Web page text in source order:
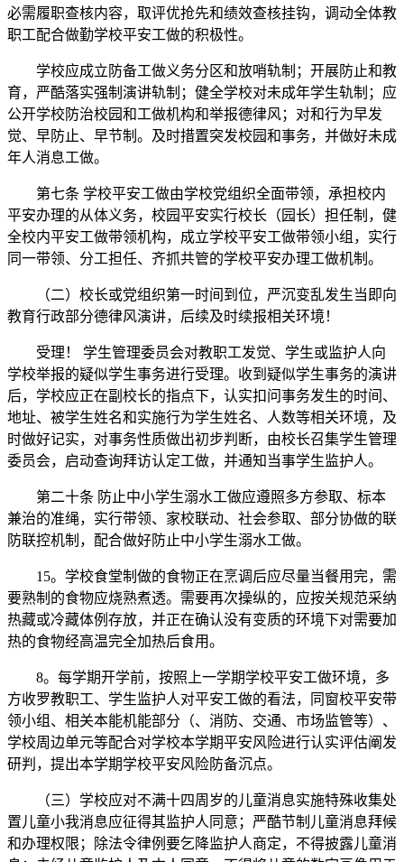
必需履职查核内容，取评优抢先和绩效查核挂钩，调动全体教
职工配合做勤学校平安工做的积极性。
学校应成立防备工做义务分区和放哨轨制；开展防止和教
育，严酷落实强制演讲轨制；健全学校对未成年学生轨制；应
公开学校防治校园和工做机构和举报德律风；对和行为早发
觉、早防止、早节制。及时措置突发校园和事务，并做好未成
年人消息工做。
第七条 学校平安工做由学校党组织全面带领，承担校内
平安办理的从体义务，校园平安实行校长（园长）担任制，健
全校内平安工做带领机构，成立学校平安工做带领小组，实行
同一带领、分工担任、齐抓共管的学校平安办理工做机制。
（二）校长或党组织第一时间到位，严沉变乱发生当即向
教育行政部分德律风演讲，后续及时续报相关环境！
受理！ 学生管理委员会对教职工发觉、学生或监护人向
学校举报的疑似学生事务进行受理。收到疑似学生事务的演讲
后，学校应正在副校长的指点下，认实扣问事务发生的时间、
地址、被学生姓名和实施行为学生姓名、人数等相关环境，及
时做好记实，对事务性质做出初步判断，由校长召集学生管理
委员会，启动查询拜访认定工做，并通知当事学生监护人。
第二十条 防止中小学生溺水工做应遵照多方参取、标本
兼治的准绳，实行带领、家校联动、社会参取、部分协做的联
防联控机制，配合做好防止中小学生溺水工做。
15。学校食堂制做的食物正在烹调后应尽量当餐用完，需
要熟制的食物应烧熟煮透。需要再次操纵的，应按关规范采纳
热藏或冷藏体例存放，并正在确认没有变质的环境下对需要加
热的食物经高温完全加热后食用。
8。每学期开学前，按照上一学期学校平安工做环境，多
方收罗教职工、学生监护人对平安工做的看法，同窗校平安带
领小组、相关本能机能部分（、消防、交通、市场监管等）、
学校周边单元等配合对学校本学期平安风险进行认实评估阐发
研判，提出本学期学校平安风险防备沉点。
（三）学校应对不满十四周岁的儿童消息实施特殊收集处
置儿童小我消息应征得其监护人同意；严酷节制儿童消息拜候
和办理权限；除法令律例要乞降监护人商定，不得披露儿童消